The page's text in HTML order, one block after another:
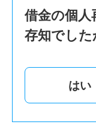
借金の個
存知でした
はい